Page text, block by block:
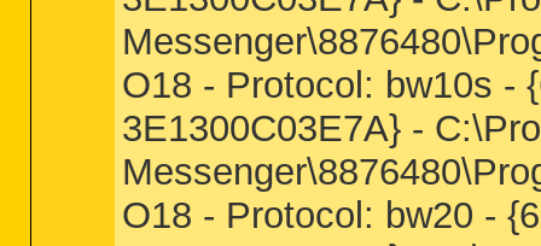
O18 - Protocol: bw10s -
3E1300C03E7A} -
O18 - Protocol: bw20 -